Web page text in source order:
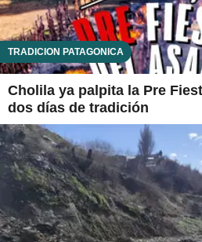
TRADICIÓN PATAGÓNICA
Cholila ya palpita la Pre
dos días de tradición